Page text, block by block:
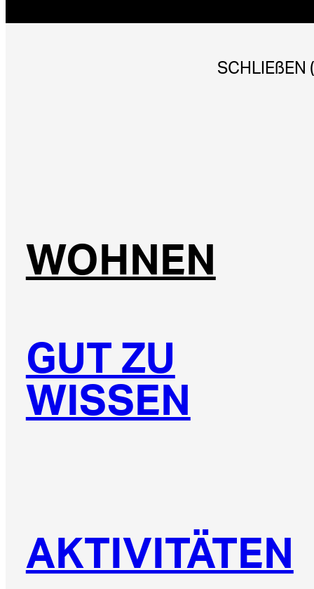
SCHLIEßEN
WOHNEN
GUT ZU
WISSEN
AKTIVITÄTEN